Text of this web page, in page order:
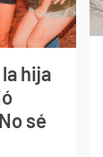
hija
sé